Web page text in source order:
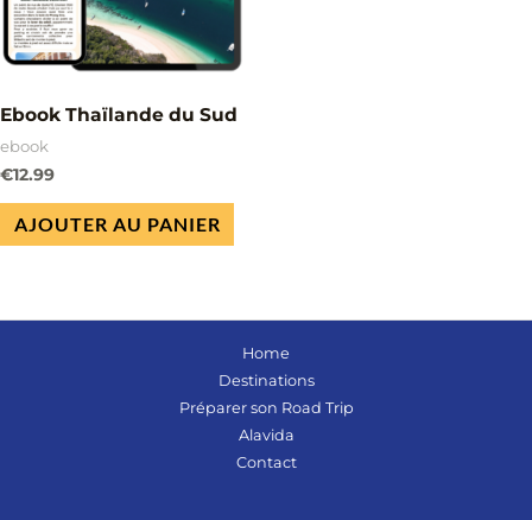
Ebook Thaïlande du Sud
ebook
€12.99
AJOUTER AU PANIER
Home
Destinations
Préparer son Road Trip
Alavida
Contact